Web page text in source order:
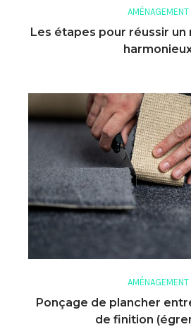
AMÉNAGEMENT
Les étapes pour réussir un
AMÉNAGEMENT
Ponçage de plancher
de finition